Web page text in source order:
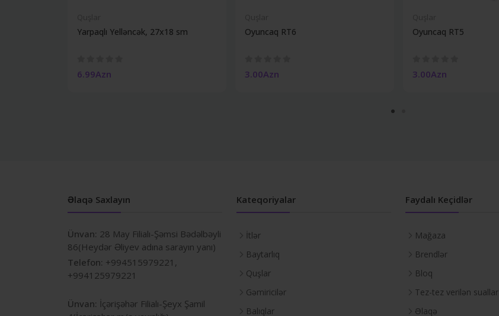
Yarpaqlı Yelləncək, 27x18 sm
6.99Azn
Oyuncaq RT6
3.00Azn
Oyuncaq RT5
3.00Azn
Əlaqə Saxlayın
Ünvan: 28 May Filialı-Şəmsi Bədəlbəyli
86(Heydər Əliyev adına sarayın yanı)
Telefon: +994515979221,
+994125979221
Ünvan: İçərişəhər Filialı-Şeyx Şamil
Kateqoriyalar
İtlər
Baytarlıq
Quşlar
Gəmiricilər
Balıqlar
Faydalı Keçidlər
Mağaza
Brendlər
Bloq
Tez-tez verilən suallar
Əlaqə